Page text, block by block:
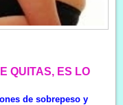
QUITAS, ES LO
de sobrepeso y